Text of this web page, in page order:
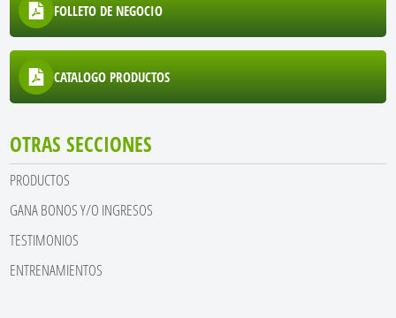
FOLLETO DE NEGOCIO
CATALOGO PRODUCTOS
OTRAS SECCIONES
PRODUCTOS
GANA BONOS Y/O INGRESOS
TESTIMONIOS
ENTRENAMIENTOS